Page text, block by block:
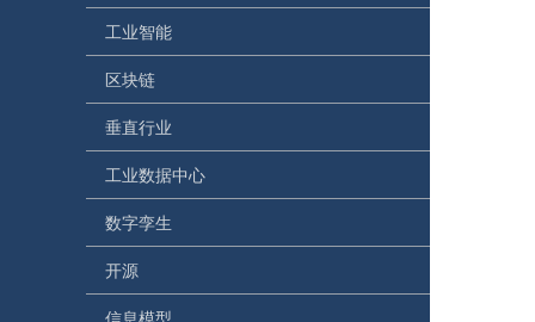
工业智能
区块链
垂直行业
工业数据中心
数字孪生
开源
信息模型